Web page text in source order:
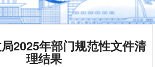
2025年部门规范性文件清
理结果